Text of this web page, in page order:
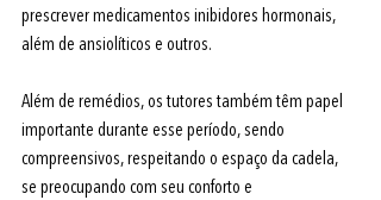
prescrever medicamentos inibidores hormonais,
além de ansiolíticos e outros.
Além de remédios, os tutores também têm papel
importante durante esse período, sendo
compreensivos, respeitando o espaço da cadela,
se preocupando com seu conforto e